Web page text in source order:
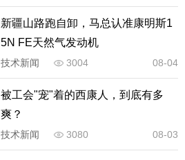
新疆山路跑自卸，马总认准康明斯1
5N FE天然气发动机
技术新闻 3004 08-04
被工会"宠"着的西康人，到底有多
爽？
技术新闻 3080 08-03